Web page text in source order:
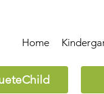
Home